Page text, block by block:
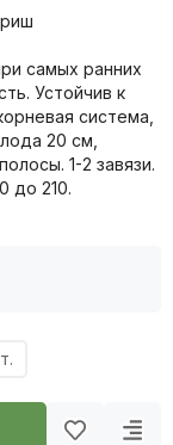
самых ранних
Устойчив к
система,
20 см,
1-2 завязи.
до 210.